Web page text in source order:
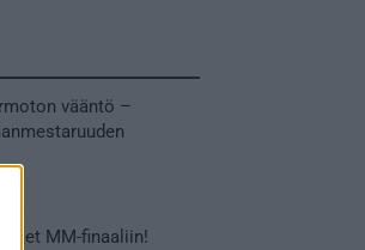
vääntö –
MM-finaaliin!